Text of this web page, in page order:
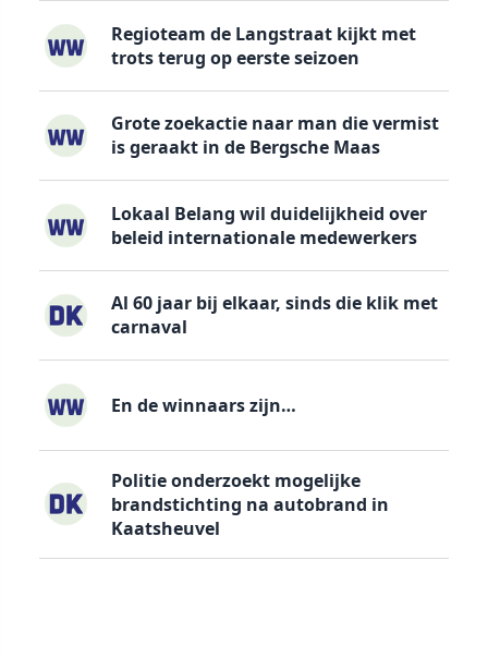
Regioteam de Langstraat kijkt met
trots terug op eerste seizoen
Grote zoekactie naar man die vermist
is geraakt in de Bergsche Maas
Lokaal Belang wil duidelijkheid over
beleid internationale medewerkers
Al 60 jaar bij elkaar, sinds die klik met
carnaval
En de winnaars zijn…
Politie onderzoekt mogelijke
brandstichting na autobrand in
Kaatsheuvel